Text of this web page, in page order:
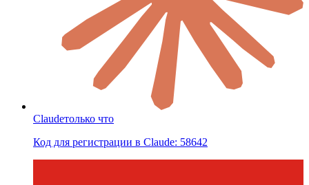
Claudeтолько что
Код для регистрации в Claude: 58642